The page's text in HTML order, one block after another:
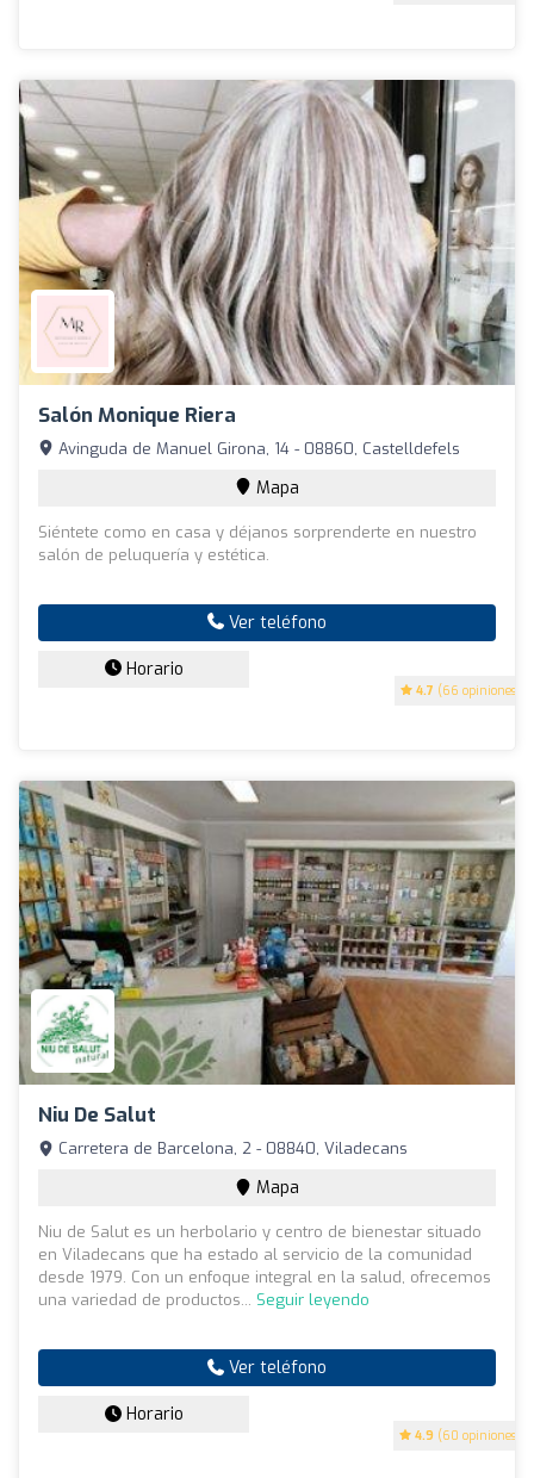
Salón Monique Riera
4.7 (66 opiniones)
Avinguda de Manuel Girona, 14 - 08860, Castelldefels
Mapa
Siéntete como en casa y déjanos sorprenderte en nuestro
salón de peluquería y estética.
Ver teléfono
Horario
Niu De Salut
4.9 (60 opiniones)
Carretera de Barcelona, 2 - 08840, Viladecans
Mapa
Niu de Salut es un herbolario y centro de bienestar situado
en Viladecans que ha estado al servicio de la comunidad
desde 1979. Con un enfoque integral en la salud, ofrecemos
una variedad de productos... Seguir leyendo
Ver teléfono
Horario